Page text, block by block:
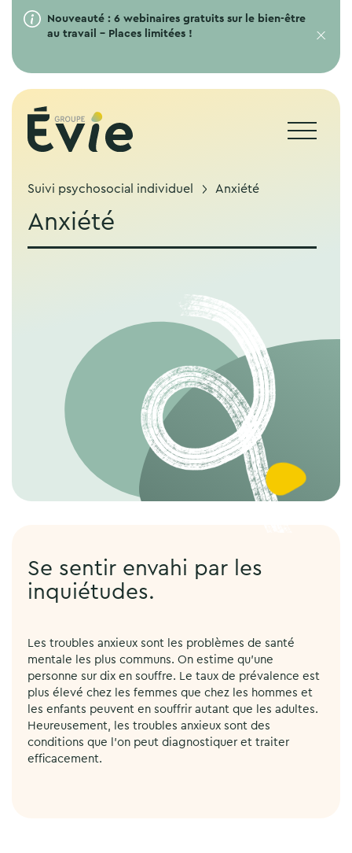
Nouveauté : 6 webinaires gratuits sur le bien-être
au travail – Places limitées !
Suivi psychosocial individuel Anxiété
Anxiété
Se sentir envahi par les
inquiétudes.
Les troubles anxieux sont les problèmes de santé
mentale les plus communs. On estime qu’une
personne sur dix en souffre. Le taux de prévalence est
plus élevé chez les femmes que chez les hommes et
les enfants peuvent en souffrir autant que les adultes.
Heureusement, les troubles anxieux sont des
conditions que l’on peut diagnostiquer et traiter
efficacement.